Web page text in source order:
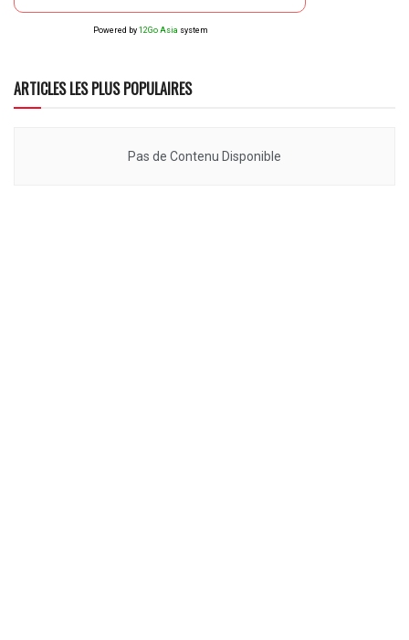
Powered by 12Go Asia system
ARTICLES LES PLUS POPULAIRES
Pas de Contenu Disponible